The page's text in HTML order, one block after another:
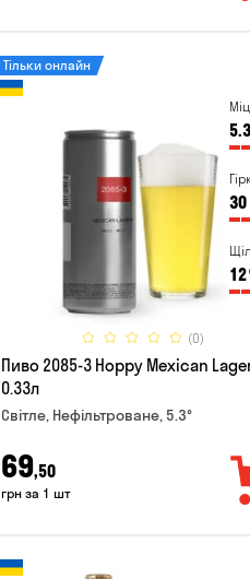
5.3
30
12
(0)
Тільки онлайн
Пиво 2085-3 Hoppy Mexican
0.33л
Світле, Нефільтроване, 5.3°
69,50
грн за 1 шт